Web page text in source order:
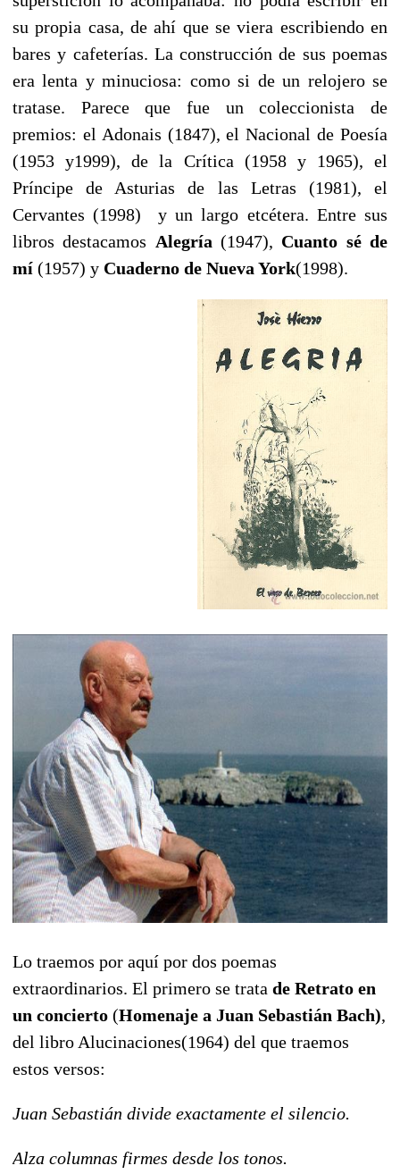
su propia casa, de ahí que se viera escribiendo en
bares y cafeterías. La construcción de sus poemas
era lenta y minuciosa: como si de un relojero se
tratase. Parece que fue un coleccionista de
premios: el Adonais (1847), el Nacional de Poesía
(1953 y1999), de la Crítica (1958 y 1965), el
Príncipe de Asturias de las Letras (1981), el
Cervantes (1998) y un largo etcétera. Entre sus
libros destacamos Alegría (1947), Cuanto sé de
mí (1957) y Cuaderno de Nueva York(1998).
Lo traemos por aquí por dos poemas
extraordinarios. El primero se trata de Retrato en
un concierto (Homenaje a Juan Sebastián Bach),
del libro Alucinaciones(1964) del que traemos
estos versos:
Juan Sebastián divide exactamente el silencio.
Alza columnas firmes desde los tonos.